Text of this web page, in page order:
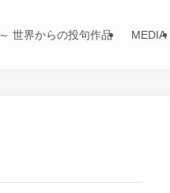
世界からの投句作品 MEDIA